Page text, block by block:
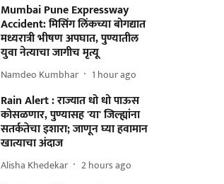
Mumbai Pune Expressway
Accident: मिसिंग लिंकच्या बोगद्यात
मध्यरात्री भीषण अपघात, पुण्यातील
युवा नेत्याचा जागीच मृत्यू
Namdeo Kumbhar 1 hour ago
Rain Alert : राज्यात धो धो पाऊस
कोसळणार, पुण्यासह 'या' जिल्ह्यांना
सतर्कतेचा इशारा; जाणून घ्या हवामान
खात्याचा अंदाज
Alisha Khedekar 2 hours ago